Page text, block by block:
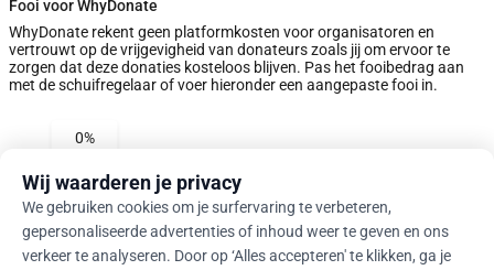
Fooi voor WhyDonate
WhyDonate rekent geen platformkosten voor organisatoren en
vertrouwt op de vrijgevigheid van donateurs zoals jij om ervoor te
zorgen dat deze donaties kosteloos blijven. Pas het fooibedrag aan
met de schuifregelaar of voer hieronder een aangepaste fooi in.
0%
Aangepaste Fooi Invoeren
Volgende
Wij waarderen je privacy
We gebruiken cookies om je surfervaring te verbeteren,
gepersonaliseerde advertenties of inhoud weer te geven en ons
verkeer te analyseren. Door op ‘Alles accepteren' te klikken, ga je